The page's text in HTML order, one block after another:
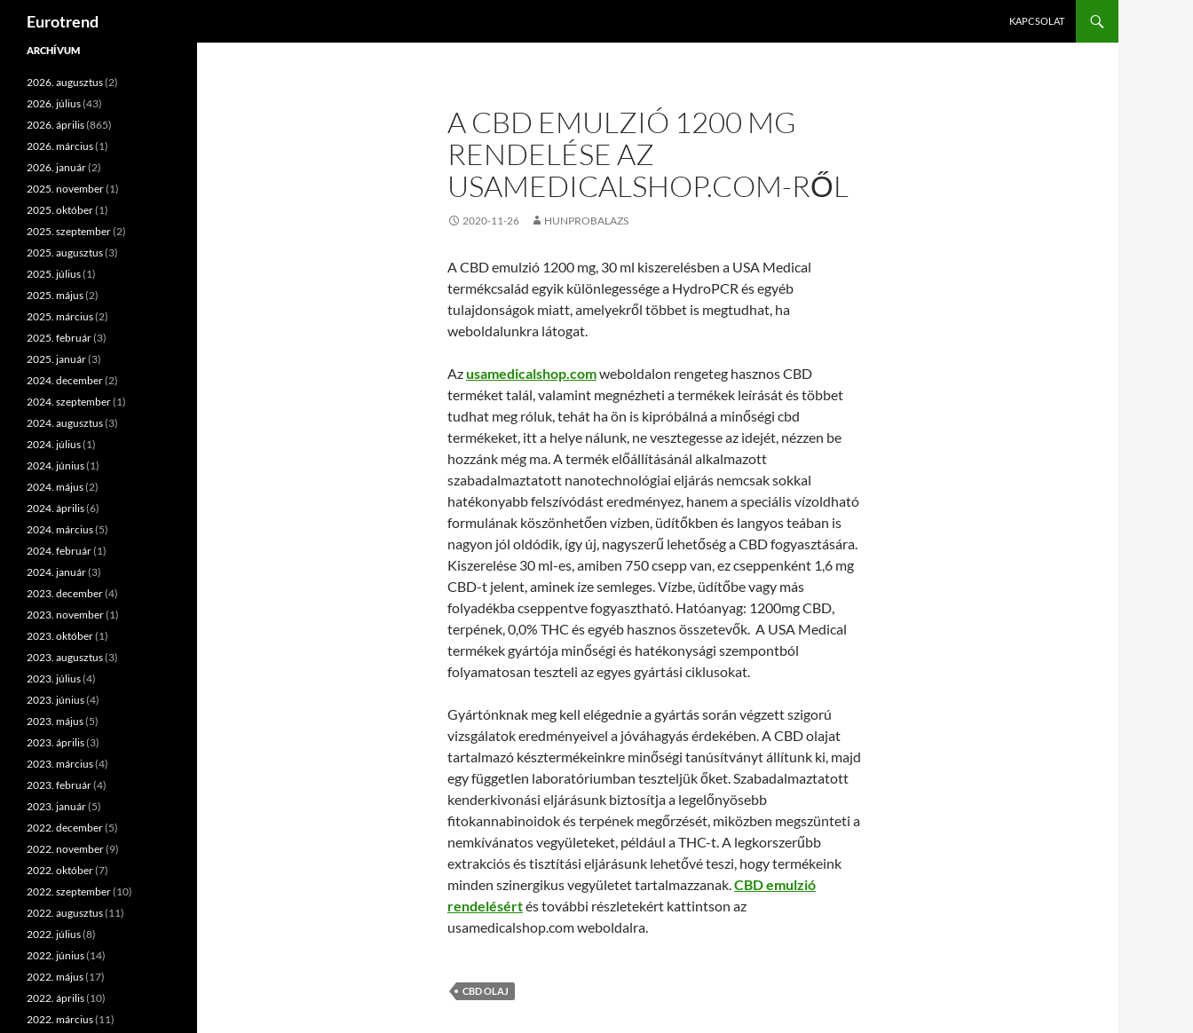
Kilépés
Eurotrend KAPCSOLAT
A CBD EMULZIÓ 1200 MG
RENDELÉSE AZ
USAMEDICALSHOP.COM-RŐL
2020-11-26 HUNPROBALAZS
A CBD emulzió 1200 mg, 30 ml kiszerelésben a USA Medical
termékcsalád egyik különlegessége a HydroPCR és egyéb
tulajdonságok miatt, amelyekről többet is megtudhat, ha
weboldalunkra látogat.
Azusamedicalshop.comweboldalon rengeteg hasznos CBD
terméket talál, valamint megnézheti a termékek leírását és többet
tudhat meg róluk, tehát ha ön is kipróbálná a minőségi cbd
termékeket, itt a helye nálunk, ne vesztegesse az idejét, nézzen be
hozzánk még ma. A termék előállításánál alkalmazott
szabadalmaztatott nanotechnológiai eljárás nemcsak sokkal
hatékonyabb felszívódást eredményez, hanem a speciális vízoldható
formulának köszönhetően vízben, üdítőkben és langyos teában is
nagyon jól oldódik, így új, nagyszerű lehetőség a CBD fogyasztására.
Kiszerelése 30 ml-es, amiben 750 csepp van, ez cseppenként 1,6 mg
CBD-t jelent, aminek íze semleges. Vízbe, üdítőbe vagy más
folyadékba cseppentve fogyasztható. Hatóanyag: 1200mg CBD,
terpének, 0,0% THC és egyéb hasznos összetevők. A USA Medical
termékek gyártója minőségi és hatékonysági szempontból
folyamatosan teszteli az egyes gyártási ciklusokat.
Gyártónknak meg kell elégednie a gyártás során végzett szigorú
vizsgálatok eredményeivel a jóváhagyás érdekében. A CBD olajat
tartalmazó késztermékeinkre minőségi tanúsítványt állítunk ki, majd
egy független laboratóriumban teszteljük őket. Szabadalmaztatott
kenderkivonási eljárásunk biztosítja a legelőnyösebb
fitokannabinoidok és terpének megőrzését, miközben megszünteti a
nemkívánatos vegyületeket, például a THC-t. A legkorszerűbb
extrakciós és tisztítási eljárásunk lehetővé teszi, hogy termékeink
minden szinergikus vegyületet tartalmazzanak.CBD emulzió
rendelésértés további részletekért kattintson az
usamedicalshop.com weboldalra.
CBD OLAJ
ARCHÍVUM
2026. augusztus(2)
2026. július(43)
2026. április(865)
2026. március(1)
2026. január(2)
2025. november(1)
2025. október(1)
2025. szeptember(2)
2025. augusztus(3)
2025. július(1)
2025. május(2)
2025. március(2)
2025. február(3)
2025. január(3)
2024. december(2)
2024. szeptember(1)
2024. augusztus(3)
2024. július(1)
2024. június(1)
2024. május(2)
2024. április(6)
2024. március(5)
2024. február(1)
2024. január(3)
2023. december(4)
2023. november(1)
2023. október(1)
2023. augusztus(3)
2023. július(4)
2023. június(4)
2023. május(5)
2023. április(3)
2023. március(4)
2023. február(4)
2023. január(5)
2022. december(5)
2022. november(9)
2022. október(7)
2022. szeptember(10)
2022. augusztus(11)
2022. július(8)
2022. június(14)
2022. május(17)
2022. április(10)
2022. március(11)